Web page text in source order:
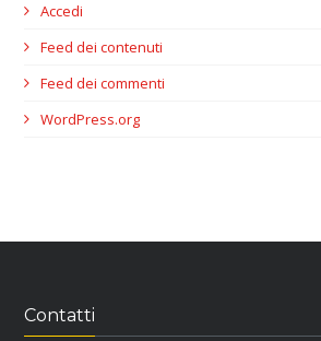
Accedi
Feed dei contenuti
Feed dei commenti
WordPress.org
Contatti